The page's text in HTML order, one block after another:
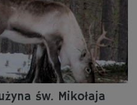
św. Mikołaja